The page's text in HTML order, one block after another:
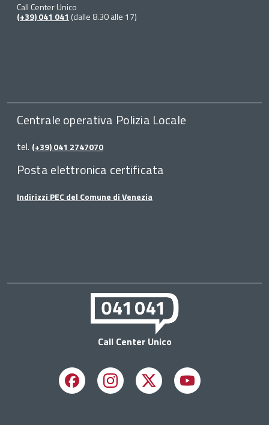
Call Center Unico
(+39) 041 041 (dalle 8.30 alle 17)
Centrale operativa Polizia Locale
tel. (+39) 041 2747070
Posta elettronica certificata
Indirizzi PEC del Comune di Venezia
Call Center Unico
FacebookInstagramX Youtube